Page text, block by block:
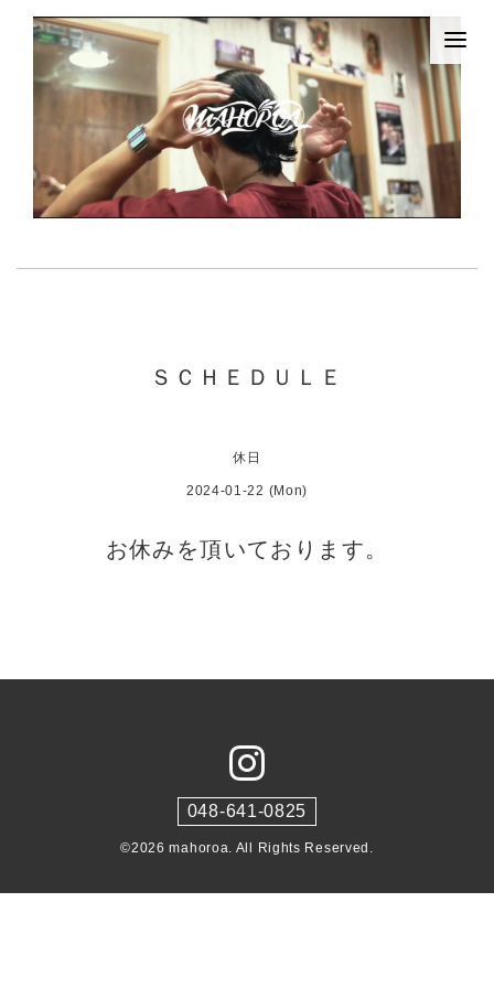
ＳＣＨＥＤＵＬＥ
休日
2024-01-22 (Mon)
お休みを頂いております。
048-641-0825
©2026mahoroa. All Rights Reserved.